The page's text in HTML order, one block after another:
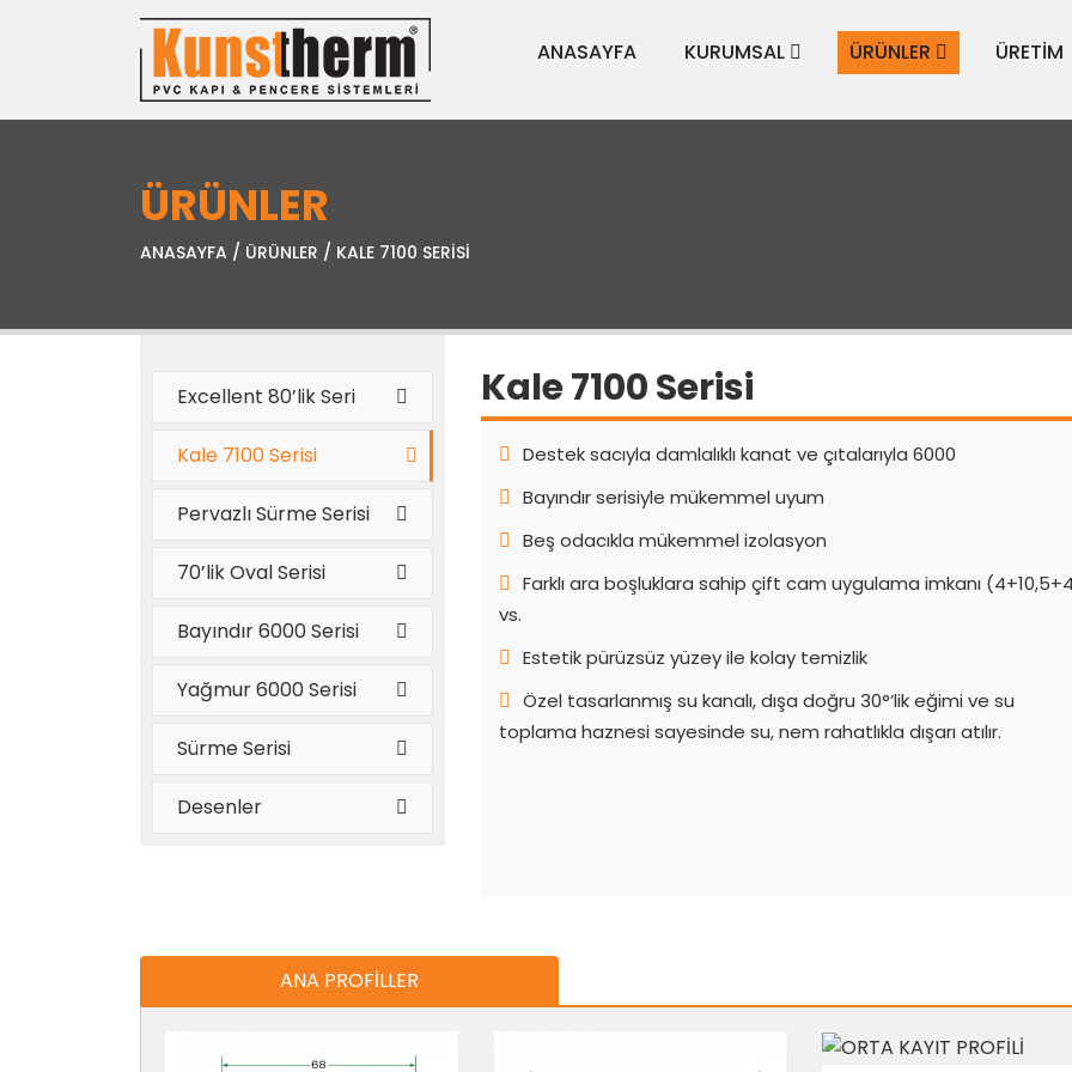
ANASAYFA KURUMSAL ÜRÜNLER ÜRETİM
ÜRÜNLER
ANASAYFA / ÜRÜNLER / KALE 7100 SERISI
Excellent 80’lik Seri
Kale 7100 Serisi
Pervazlı Sürme Serisi
70’lik Oval Serisi
Bayındır 6000 Serisi
Yağmur 6000 Serisi
Sürme Serisi
Desenler
Kale 7100 Serisi
Destek sacıyla damlalıklı kanat ve çıtalarıyla 6000
Bayındır serisiyle mükemmel uyum
Beş odacıkla mükemmel izolasyon
Farklı ara boşluklara sahip çift cam uygulama imkanı
vs.
Estetik pürüzsüz yüzey ile kolay temizlik
Özel tasarlanmış su kanalı, dışa doğru 30°’lik eğimi ve su
toplama haznesi sayesinde su, nem rahatlıkla dışarı atılır.
ANA PROFİLLER